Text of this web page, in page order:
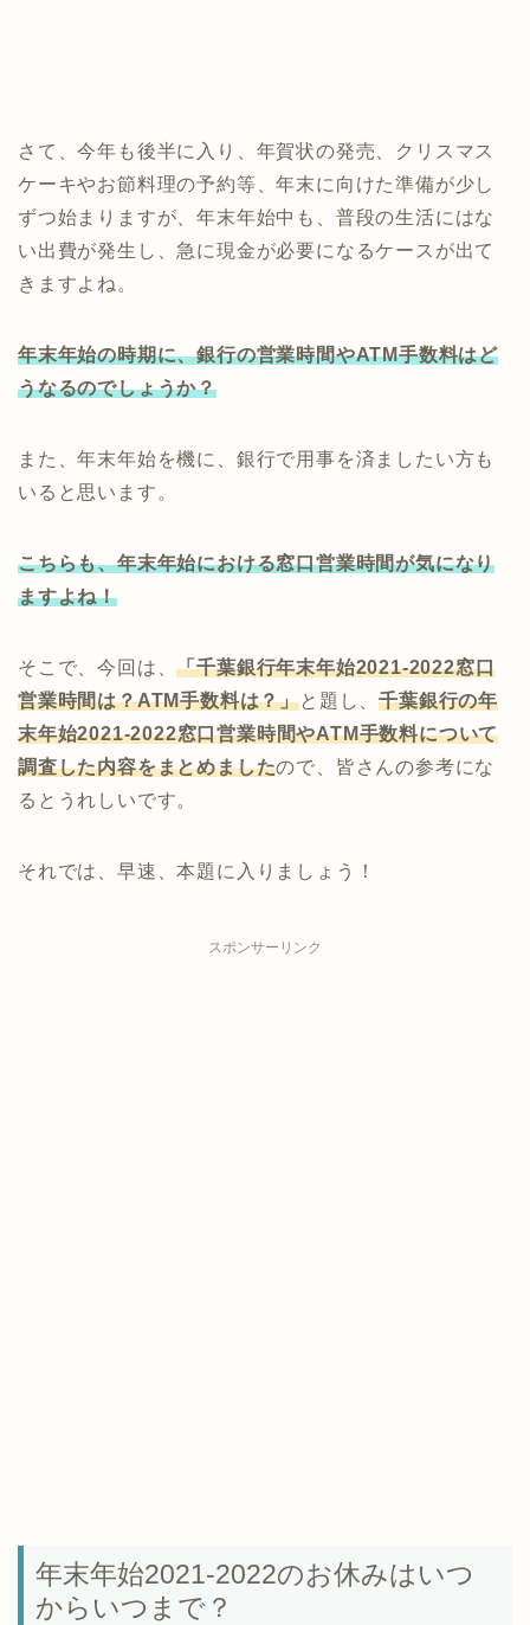
さて、今年も後半に入り、年賀状の発売、クリスマス
ケーキやお節料理の予約等、年末に向けた準備が少し
ずつ始まりますが、年末年始中も、普段の生活にはな
い出費が発生し、急に現金が必要になるケースが出て
きますよね。
年末年始の時期に、銀行の営業時間やATM手数料はど
うなるのでしょうか？
また、年末年始を機に、銀行で用事を済ましたい方も
いると思います。
こちらも、年末年始における窓口営業時間が気になり
ますよね！
そこで、今回は、「千葉銀行年末年始2021-2022窓口
営業時間は？ATM手数料は？」と題し、千葉銀行の年
末年始2021-2022窓口営業時間やATM手数料について
調査した内容をまとめましたので、皆さんの参考にな
るとうれしいです。
それでは、早速、本題に入りましょう！
スポンサーリンク
年末年始2021-2022のお休みはいつ
からいつまで？